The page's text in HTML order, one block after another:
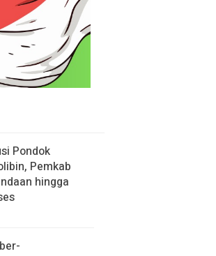
Pondok
Pemkab
hingga